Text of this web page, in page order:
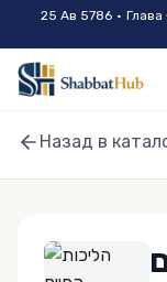
Skip to main
25 Ав 5786 • Глава
Назад в